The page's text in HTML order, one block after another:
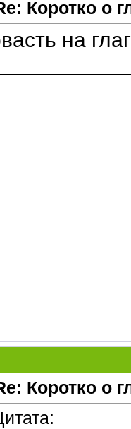
Коротко о
на
Коротко о